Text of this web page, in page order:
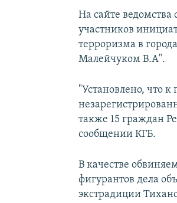
На сайте ведомства
участников
терроризма в
Малейчуком В.А".
"Установлено, что
также 15 граждан
сообщении КГБ.
В качестве
фигурантов дела
экстрадиции